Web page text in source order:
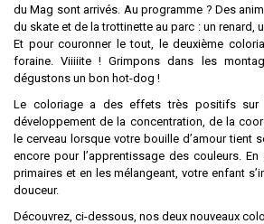
du Mag sont arrivés. Au programme ? Des
du skate et de la trottinette au parc : un renard,
Et pour couronner le tout, le deuxième
foraine. Viiiiite ! Grimpons dans les
dégustons un bon hot-dog !
Le coloriage a des effets très positifs sur
développement de la concentration, de la
le cerveau lorsque votre bouille d’amour tient
encore pour l’apprentissage des couleurs.
primaires et en les mélangeant, votre enfant
douceur.
Découvrez, ci-dessous, nos deux nouveaux